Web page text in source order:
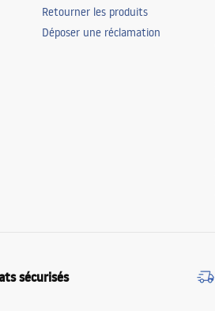
Retourner les produits
Déposer une réclamation
sécurisés